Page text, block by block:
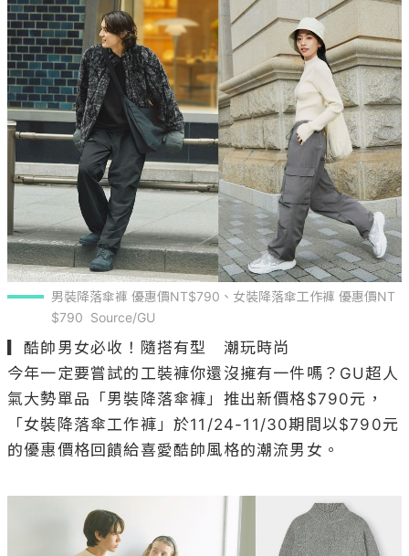
男裝降落傘褲 優惠價NT$790、女裝降落傘工作褲 優惠價NT
$790  Source/GU
▎酷帥男女必收！隨搭有型　潮玩時尚
今年一定要嘗試的工裝褲你還沒擁有一件嗎？GU超人
氣大勢單品「男裝降落傘褲」推出新價格$790元，
「女裝降落傘工作褲」於11/24-11/30期間以$790元
的優惠價格回饋給喜愛酷帥風格的潮流男女。